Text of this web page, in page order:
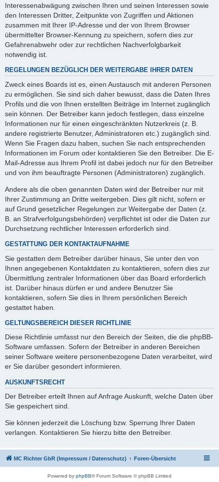
Interessenabwägung zwischen Ihren und seinen Interessen sowie
den Interessen Dritter, Zeitpunkte von Zugriffen und Aktionen
zusammen mit Ihrer IP-Adresse und der von Ihrem Browser
übermittelter Browser-Kennung zu speichern, sofern dies zur
Gefahrenabwehr oder zur rechtlichen Nachverfolgbarkeit
notwendig ist.
REGELUNGEN BEZÜGLICH DER WEITERGABE IHRER DATEN
Zweck eines Boards ist es, einen Austausch mit anderen Personen
zu ermöglichen. Sie sind sich daher bewusst, dass die Daten Ihres
Profils und die von Ihnen erstellten Beiträge im Internet zugänglich
sein können. Der Betreiber kann jedoch festlegen, dass einzelne
Informationen nur für einen eingeschränkten Nutzerkreis (z. B.
andere registrierte Benutzer, Administratoren etc.) zugänglich sind.
Wenn Sie Fragen dazu haben, suchen Sie nach entsprechenden
Informationen im Forum oder kontaktieren Sie den Betreiber. Die E-
Mail-Adresse aus Ihrem Profil ist dabei jedoch nur für den Betreiber
und von ihm beauftragte Personen (Administratoren) zugänglich.
Andere als die oben genannten Daten wird der Betreiber nur mit
Ihrer Zustimmung an Dritte weitergeben. Dies gilt nicht, sofern er
auf Grund gesetzlicher Regelungen zur Weitergabe der Daten (z.
B. an Strafverfolgungsbehörden) verpflichtet ist oder die Daten zur
Durchsetzung rechtlicher Interessen erforderlich sind.
GESTATTUNG DER KONTAKTAUFNAHME
Sie gestatten dem Betreiber darüber hinaus, Sie unter den von
Ihnen angegebenen Kontaktdaten zu kontaktieren, sofern dies zur
Übermittlung zentraler Informationen über das Board erforderlich
ist. Darüber hinaus dürfen er und andere Benutzer Sie
kontaktieren, sofern Sie dies in Ihrem persönlichen Bereich
gestattet haben.
GELTUNGSBEREICH DIESER RICHTLINIE
Diese Richtlinie umfasst nur den Bereich der Seiten, die die phpBB-
Software umfassen. Sofern der Betreiber in anderen Bereichen
seiner Software weitere personenbezogene Daten verarbeitet, wird
er Sie darüber gesondert informieren.
AUSKUNFTSRECHT
Der Betreiber erteilt Ihnen auf Anfrage Auskunft, welche Daten über
Sie gespeichert sind.
Sie können jederzeit die Löschung bzw. Sperrung Ihrer Daten
verlangen. Kontaktieren Sie hierzu bitte den Betreiber.
MC Richter GbR (Impressum / Datenschutz) Foren-Übersicht
Powered by phpBB® Forum Software © phpBB Limited